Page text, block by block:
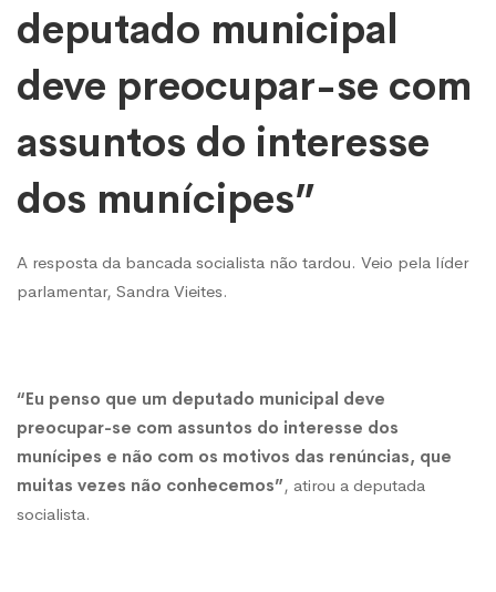
deputado municipal
deve preocupar-se com
assuntos do interesse
dos munícipes”
A resposta da bancada socialista não tardou. Veio pela líder
parlamentar, Sandra Vieites.
“Eu penso que um deputado municipal deve
preocupar-se com assuntos do interesse dos
munícipes e não com os motivos das renúncias, que
muitas vezes não conhecemos”, atirou a deputada
socialista.